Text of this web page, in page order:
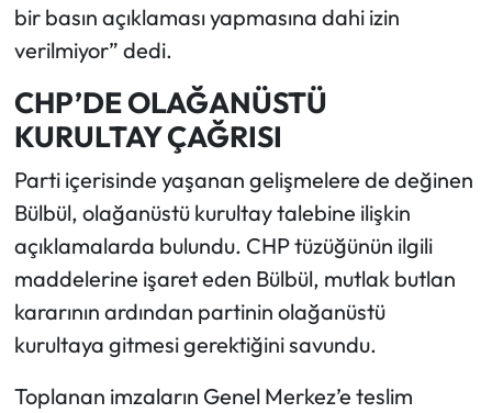
bir basın açıklaması yapmasına dahi izin
verilmiyor” dedi.
CHP’DE OLAĞANÜSTÜ
KURULTAY ÇAĞRISI
Parti içerisinde yaşanan gelişmelere de değinen
Bülbül, olağanüstü kurultay talebine ilişkin
açıklamalarda bulundu. CHP tüzüğünün ilgili
maddelerine işaret eden Bülbül, mutlak butlan
kararının ardından partinin olağanüstü
kurultaya gitmesi gerektiğini savundu.
Toplanan imzaların Genel Merkez’e teslim